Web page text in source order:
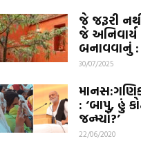
જે જરૂરી
જે
બનાવવાનું
30/07/2025
: ‘બાપુ, હું
જન્મ્યો?’
22/06/2020